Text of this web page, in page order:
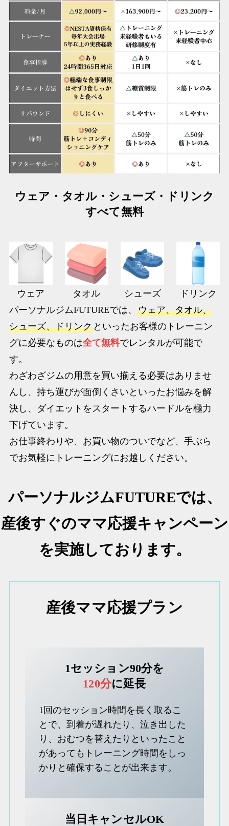
ウェア・タオル・シューズ・ドリンク
すべて無料
ウェア タオル シューズ
ドリンク
パーソナルジムFUTUREでは、 ウェア、タオル、
シューズ、ドリンクといったお客様のトレーニン
グに必要なものは全て無料でレンタルが可能で
す。
わざわざジムの用意を買い揃える必要はありませ
んし、持ち運びが面倒くさいといったお悩みを解
決し、ダイエットをスタートするハードルを極力
下げています。
お仕事終わりや、お買い物のついでなど、手ぶら
でお気軽にトレーニングにお越しください。
パーソナルジムFUTUREでは、
産後すぐのママ応援キャンペーン
を実施しております。
産後ママ応援プラン
1セッション90分を
120分に延長
1回のセッション時間を長く取るこ
とで、到着が遅れたり、泣き出した
り、おむつを替えたりといったこと
があってもトレーニング時間をしっ
かりと確保することが出来ます。
当日キャンセルOK